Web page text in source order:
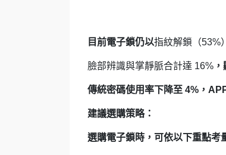
目前電子鎖仍以指紋解鎖（53%
臉部辨識與掌靜脈合計達 16%
傳統密碼使用率下降至 4%，
建議選購策略：
選購電子鎖時，可依以下重點考